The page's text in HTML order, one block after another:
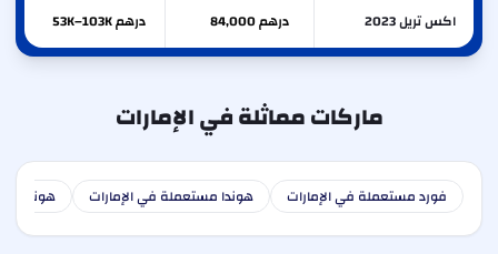
اكس تريل 2023 درهم 84,000 درهم 53K–103K
ماركات مماثلة في الإمارات
فورد مستعملة في الإمارات هوندا مستعملة في الإمارات هونداي